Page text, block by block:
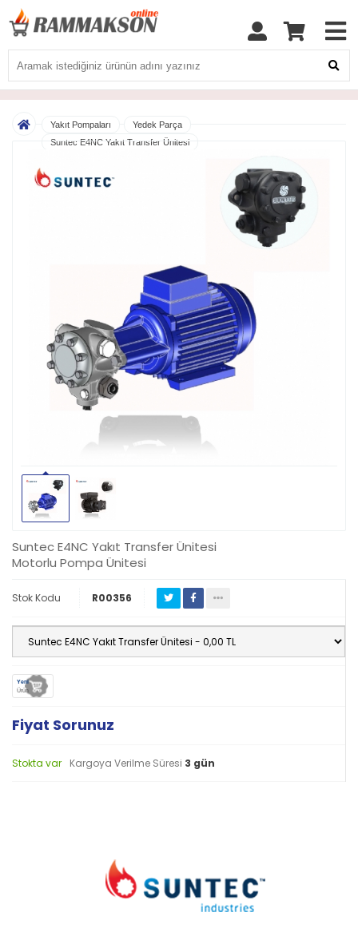
Yakıt Pompaları
Yedek Parça
Suntec E4NC Yakıt Transfer Ünitesi
Suntec E4NC Yakıt Transfer Ünitesi
Motorlu Pompa Ünitesi
Stok Kodu R00356
Yeni
Ürün
Fiyat Sorunuz
Stokta var Kargoya Verilme Süresi 3 gün